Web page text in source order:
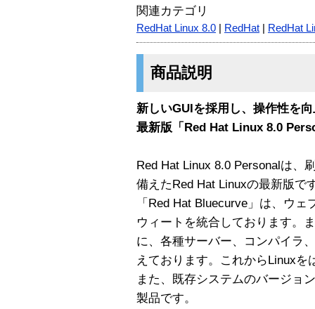
関連カテゴリ
RedHat Linux 8.0 RedHat RedHat
商品説明
新しいGUIを採用し、操作性を
最新版「Red Hat Linux 8.0
Red Hat Linux 8.0 Personalは、
備えたRed Hat Linuxの最新版で
「Red Hat Bluecurve」は、ウ
ウィートを統合しております。
に、各種サーバー、コンパイラ
えております。これからLinux
また、既存システムのバージョ
製品です。